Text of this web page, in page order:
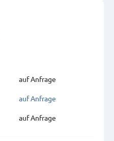
auf Anfrage
auf Anfrage
auf Anfrage